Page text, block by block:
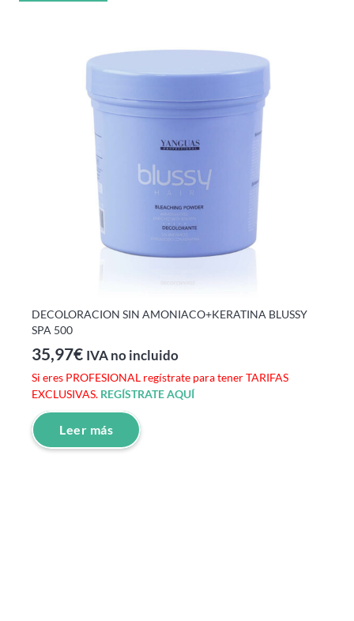
DECOLORACION SIN AMONIACO+KERATINA BLUSSY
SPA 500
35,97€ IVA no incluido
Si eres PROFESIONAL regístrate para tener TARIFAS
EXCLUSIVAS. REGÍSTRATE AQUÍ
Leer más